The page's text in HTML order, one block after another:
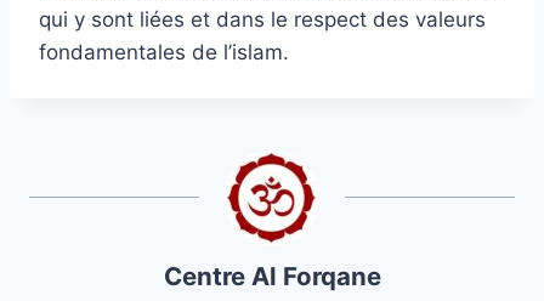
qui y sont liées et dans le respect des valeurs
fondamentales de l’islam.
Centre Al Forqane